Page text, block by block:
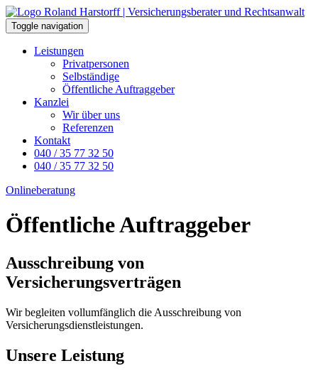
Toggle navigation
Leistungen
Privatpersonen
Selbständige
Öffentliche Auftraggeber
Kanzlei
Wir über uns
Referenzen
Kontakt
040 / 35 77 32 50
040 / 35 77 32 50
Onlineberatung
Öffentliche Auftraggeber
Ausschreibung von
Versicherungsverträgen
Wir begleiten vollumfänglich die Ausschreibung von
Versicherungsdienstleistungen.
Unsere Leistung